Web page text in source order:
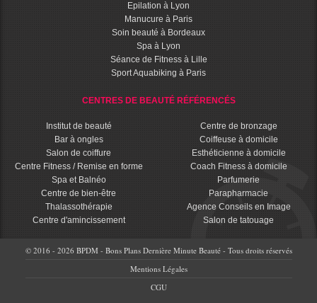
Epilation à Lyon
Manucure à Paris
Soin beauté à Bordeaux
Spa à Lyon
Séance de Fitness à Lille
Sport Aquabiking à Paris
CENTRES DE BEAUTÉ RÉFÉRENCÉS
Institut de beauté
Bar à ongles
Salon de coiffure
Centre Fitness / Remise en forme
Spa et Balnéo
Centre de bien-être
Thalassothérapie
Centre d'amincissement
Centre de bronzage
Coiffeuse à domicile
Esthéticienne à domicile
Coach Fitness à domicile
Parfumerie
Parapharmacie
Agence Conseils en Image
Salon de tatouage
© 2016 - 2026 BPDM - Bons Plans Dernière Minute Beauté - Tous droits réservés
Mentions Légales
CGU